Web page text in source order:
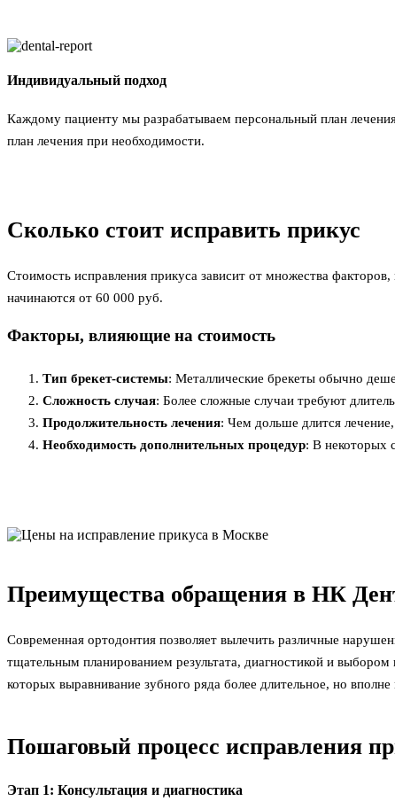
Индивидуальный подход
Каждому пациенту мы разрабатываем персональный план
план лечения при необходимости.
Сколько стоит исправить прикус
Стоимость исправления прикуса зависит от множества
начинаются от 60 000 руб.
Факторы, влияющие на стоимость
Тип брекет-системы: Металлические брекеты обычно
Сложность случая: Более сложные случаи требуют
Продолжительность лечения: Чем дольше длится
Необходимость дополнительных процедур: В некоторых
Преимущества обращения в НК
Современная ортодонтия позволяет вылечить различные
тщательным планированием результата, диагностикой и
которых выравнивание зубного ряда более длительное, но
Пошаговый процесс исправления
Этап 1: Консультация и диагностика